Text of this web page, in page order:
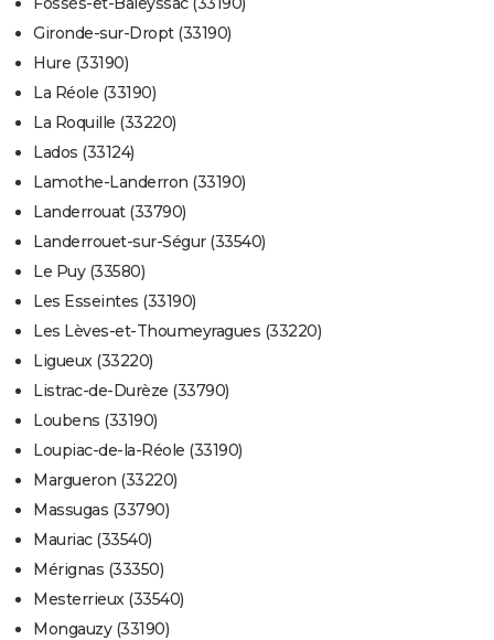
Gironde-sur-Dropt (33190)
Hure (33190)
La Réole (33190)
La Roquille (33220)
Lados (33124)
Lamothe-Landerron (33190)
Landerrouat (33790)
Landerrouet-sur-Ségur (33540)
Le Puy (33580)
Les Esseintes (33190)
Les Lèves-et-Thoumeyragues (33220)
Ligueux (33220)
Listrac-de-Durèze (33790)
Loubens (33190)
Loupiac-de-la-Réole (33190)
Margueron (33220)
Massugas (33790)
Mauriac (33540)
Mérignas (33350)
Mesterrieux (33540)
Mongauzy (33190)